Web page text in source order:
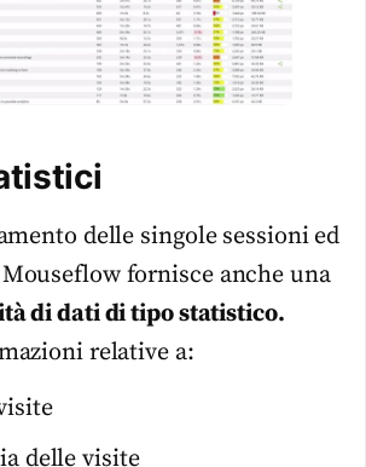
delle singole sessioni ed
fornisce anche una
di dati di tipo statistico.
relative a:
delle visite